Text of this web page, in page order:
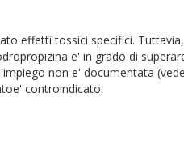
effetti tossici specifici.
e' in grado di
non e' documentata
controindicato.